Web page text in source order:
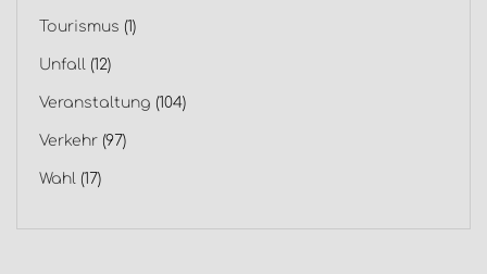
Tourismus (1)
Unfall (12)
Veranstaltung (104)
Verkehr (97)
Wahl (17)